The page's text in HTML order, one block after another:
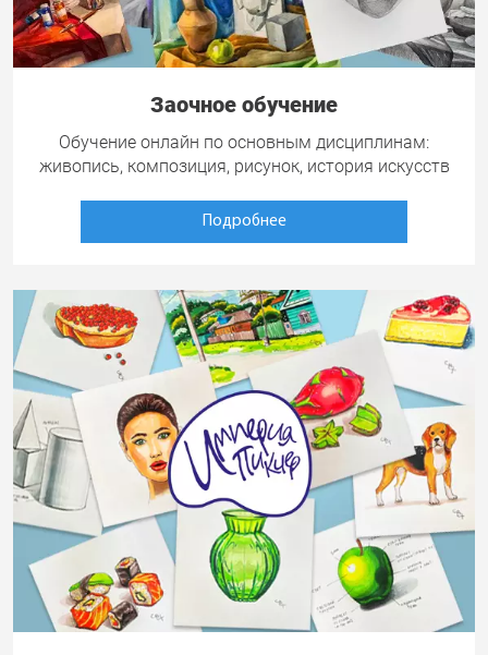
Заочное обучение
Обучение онлайн по основным дисциплинам:
живопись, композиция, рисунок, история искусств
Подробнее